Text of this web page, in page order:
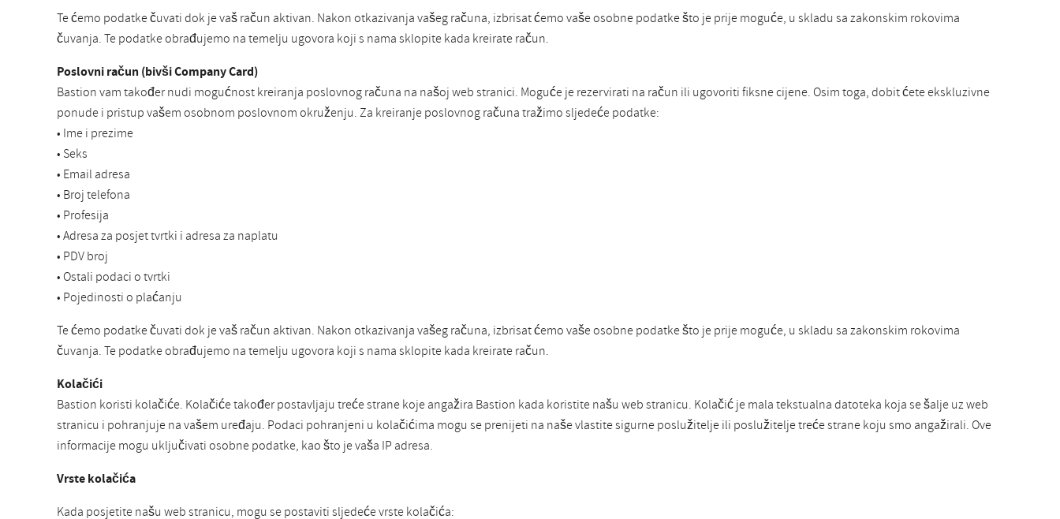
Te ćemo podatke čuvati dok je vaš račun aktivan. Nakon otkazivanja vašeg računa, izbrisat ćemo vaše osobne podatke što je prije moguće, u skladu sa zakonskim rokovima
čuvanja. Te podatke obrađujemo na temelju ugovora koji s nama sklopite kada kreirate račun.
Poslovni račun (bivši Company Card)
Bastion vam također nudi mogućnost kreiranja poslovnog računa na našoj web stranici. Moguće je rezervirati na račun ili ugovoriti fiksne cijene. Osim toga, dobit ćete ekskluzivne
ponude i pristup vašem osobnom poslovnom okruženju. Za kreiranje poslovnog računa tražimo sljedeće podatke:
• Ime i prezime
• Seks
• Email adresa
• Broj telefona
• Profesija
• Adresa za posjet tvrtki i adresa za naplatu
• PDV broj
• Ostali podaci o tvrtki
• Pojedinosti o plaćanju
Te ćemo podatke čuvati dok je vaš račun aktivan. Nakon otkazivanja vašeg računa, izbrisat ćemo vaše osobne podatke što je prije moguće, u skladu sa zakonskim rokovima
čuvanja. Te podatke obrađujemo na temelju ugovora koji s nama sklopite kada kreirate račun.
Kolačići
Bastion koristi kolačiće. Kolačiće također postavljaju treće strane koje angažira Bastion kada koristite našu web stranicu. Kolačić je mala tekstualna datoteka koja se šalje uz web
stranicu i pohranjuje na vašem uređaju. Podaci pohranjeni u kolačićima mogu se prenijeti na naše vlastite sigurne poslužitelje ili poslužitelje treće strane koju smo angažirali. Ove
informacije mogu uključivati osobne podatke, kao što je vaša IP adresa.
Vrste kolačića
Kada posjetite našu web stranicu, mogu se postaviti sljedeće vrste kolačića: